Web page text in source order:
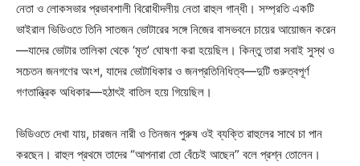
নেতা ও লোকসভার প্রভাবশালী বিরোধীদলীয় নেতা রাহুল গান্ধী। সম্প্রতি একটি
ভাইরাল ভিডিওতে তিনি সাতজন ভোটারের সঙ্গে নিজের বাসভবনে চায়ের আয়োজন করেন
—যাদের ভোটার তালিকা থেকে ‘মৃত’ ঘোষণা করা হয়েছিল। কিন্তু তারা সবাই সুস্থ ও
সচেতন জনগণের অংশ, যাদের ভোটাধিকার ও জনপ্রতিনিধিত্ব—দুটি গুরুত্বপূর্ণ
গণতান্ত্রিক অধিকার—হঠাৎই বাতিল হয়ে গিয়েছিল।
ভিডিওতে দেখা যায়, চারজন নারী ও তিনজন পুরুষ ওই ব্যক্তি রাহুলের সাথে চা পান
করছেন। রাহুল প্রথমে তাদের “আপনারা তো বেঁচেই আছেন” বলে প্রশ্ন তোলেন।